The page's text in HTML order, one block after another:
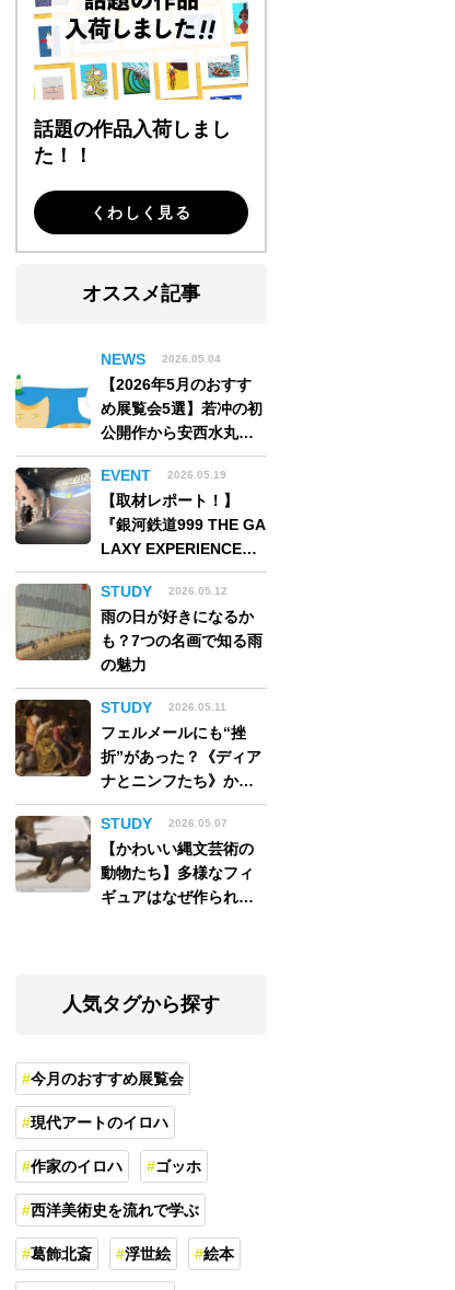
話題の作品入荷しまし
た！！
くわしく見る
オススメ記事
NEWS 2026.05.04
【2026年5月のおすす
め展覧会5選】若冲の初
公開作から安西水丸の
世界、そしてゴッホ
《夜のカフェテラス》
まで
EVENT 2026.05.19
【取材レポート！】
『銀河鉄道999 THE GA
LAXY EXPERIENCE
あの旅は、まだ続いて
いる。』999号に乗り銀
河へ旅立つ。“観る”か
ら“体験する”展覧会
【角川武蔵野ミュージ
アム】
STUDY 2026.05.12
雨の日が好きになるか
も？7つの名画で知る雨
の魅力
STUDY 2026.05.11
フェルメールにも“挫
折”があった？《ディア
ナとニンフたち》から
読み解く巨匠の夢
STUDY
2026.05.07
【かわいい縄文芸術の
動物たち】多様なフィ
ギュアはなぜ作られ
人気タグから探す
今月のおすすめ展覧会
現代アートのイロハ
作家のイロハ ゴッホ
西洋美術史を流れで学ぶ
葛飾北斎 浮世絵 絵本